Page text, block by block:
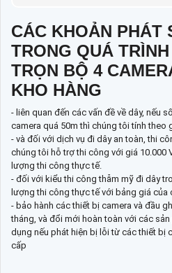
CÁC KHOẢN PHÁT
TRONG QUÁ
TRỌN BỘ 4
KHO HÀNG
- liên quan đến các vấn đề về dây, nếu
camera quá 50m thì chúng tôi tính theo
- và đối với dịch vụ đi dây an toàn, thi
chúng tôi hỗ trợ thi công với giá 10.000
lượng thi công thực tế.
- đối với kiểu thi công thẫm mỹ đi dây
lượng thi công thực tế với bảng giá của
- bảo hành các thiết bị camera và đầu
tháng, và đổi mới hoàn toàn với các
dụng nếu phát hiện bị lỗi từ các thiết bị
cấp